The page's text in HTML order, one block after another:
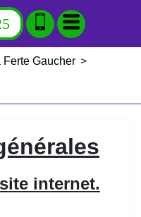
Gaucher >
internet.